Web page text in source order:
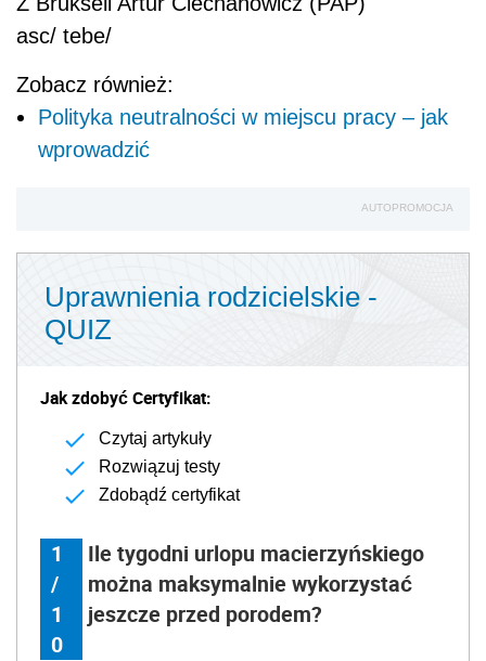
asc/ tebe/
Zobacz również:
Polityka neutralności w miejscu pracy – jak
wprowadzić
AUTOPROMOCJA
Uprawnienia rodzicielskie -
QUIZ
Jak zdobyć Certyfikat:
Czytaj artykuły
Rozwiązuj testy
Zdobądź certyfikat
1
/
1
0
Ile tygodni urlopu macierzyńskiego
można maksymalnie wykorzystać
jeszcze przed porodem?